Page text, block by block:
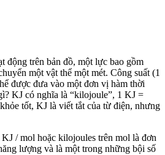
động trên bản đồ, một lực bao gồm
một vật thể một mét. Công suất (1
được đưa vào một đơn vị hàm thời
KJ có nghĩa là “kilojoule”, 1 KJ =
tốt, KJ là viết tắt của từ điện, nhưng
/ mol hoặc kilojoules trên mol là đơn
lượng và là một trong những bội số